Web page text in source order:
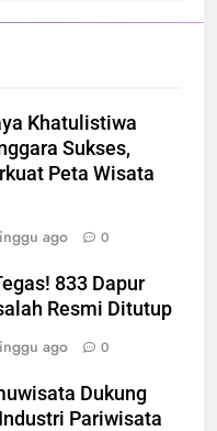
Khatulistiwa
Sukses,
Peta Wisata
ago 0
833 Dapur
Resmi Ditutup
ago 0
Dukung
Pariwisata